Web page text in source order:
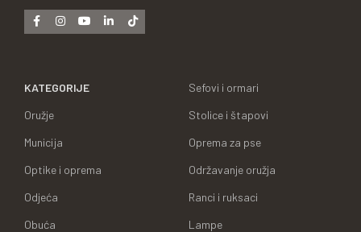
KATEGORIJE
Oružje
Municija
Optike i oprema
Odjeća
Obuća
Sefovi i ormari
Stolice i štapovi
Oprema za pse
Održavanje oružja
Ranci i ruksaci
Lampe